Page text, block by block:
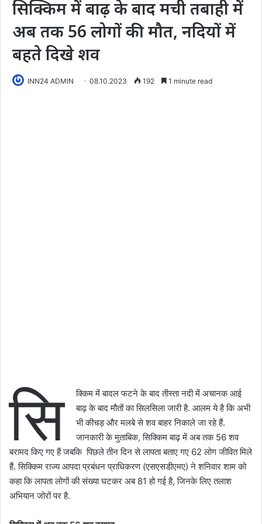
सिक्किम में बाढ़ के बाद मची तबाही में
अब तक 56 लोगों की मौत, नदियों में
बहते दिखे शव
INN24 ADMIN 08.10.2023 192 1 minute read
सि
क्किम में बादल फटने के बाद तीस्ता नदी में अचानक आई
बाढ़ के बाद मौतों का सिलसिला जारी है. आलम ये है कि अभी
भी कीचड़ और मलबे से शव बाहर निकाले जा रहे हैं.
जानकारी के मुताबिक, सिक्किम बाढ़ में अब तक 56 शव
बरामद किए गए हैं जबकि पिछले तीन दिन से लापता बताए गए 62 लोग जीवित मिले
हैं. सिक्किम राज्य आपदा प्रबंधन प्राधिकरण (एसएसडीएमए) ने शनिवार शाम को
कहा कि लापता लोगों की संख्या घटकर अब 81 हो गई है, जिनके लिए तलाश
अभियान जोरों पर है.